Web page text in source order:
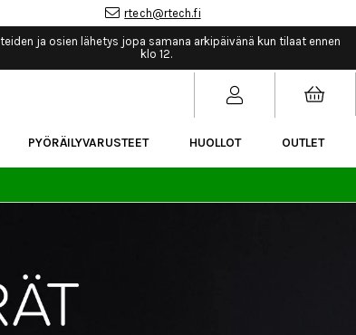
rtech@rtech.fi
ja osien lähetys jopa samana arkipäivänä kun tilaat ennen
klo 12.
PYÖRÄILYVARUSTEET HUOLLOT OUTLET